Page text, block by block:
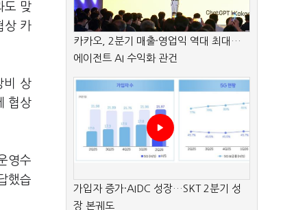
도 맞
상 카
비 상
협상
영수
했습
카카오, 2분기 매출·영업익 역대 최대…
에이전트 AI 수익화 관건
가입자 증가·AIDC 성장…SKT 2분기 성
장 본궤도